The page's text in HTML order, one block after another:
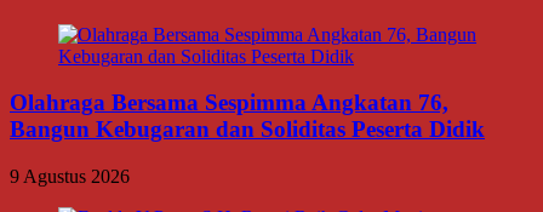
Olahraga Bersama Sespimma Angkatan 76,
Bangun Kebugaran dan Soliditas Peserta Didik
9 Agustus 2026